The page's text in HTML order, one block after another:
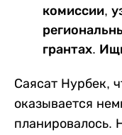
комиссии,
грантах.
Саясат Нурбек,
оказывается
планировалось.